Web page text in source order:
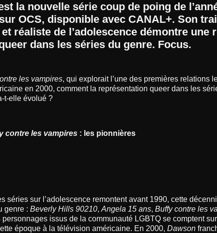
la nouvelle série coup de poing de
OCS, disponible avec CANAL+. Son
réaliste de l’adolescence démontre une
dans les séries du genre. Focus.
les vampires, qui explorait l’une des premières relations
en 2000, comment la représentation queer dans les
t-elle évolué ?
contre les vampires : les pionnières
séries sur l’adolescence remontent avant 1990, cette
genre : Beverly Hills 90210, Angela 15 ans, Buffy contre les
issus de la communauté LGBTQ se comptent
époque à la télévision américaine. En 2000, Dawson